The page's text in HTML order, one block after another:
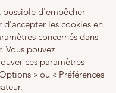
possible d'empêcher
d'accepter les cookies en
concernés dans
Vous pouvez
ces paramètres
» ou « Préférences